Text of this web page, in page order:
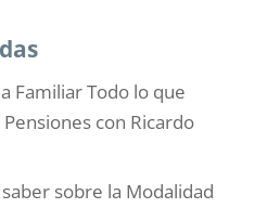
Familiar Todo lo que
con Ricardo
sobre la Modalidad